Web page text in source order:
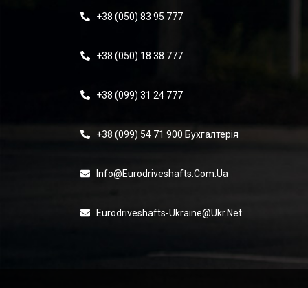
+38 (050) 83 95 777
+38 (050) 18 38 777
+38 (099) 31 24 777
+38 (099) 54 71 900 Бухгалтерія
Info@eurodriveshafts.com.ua
Eurodriveshafts-Ukraine@ukr.net